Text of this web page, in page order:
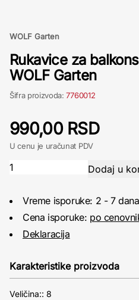
WOLF Garten
Rukavice za
WOLF Garten
Šifra proizvoda:7760012
990,00 RSD
U cenu je uračunat PDV
Vreme isporuke: 2 - 7 dana
Cena isporuke: po
Deklaracija
Karakteristike proizvoda
Veličina:: 8